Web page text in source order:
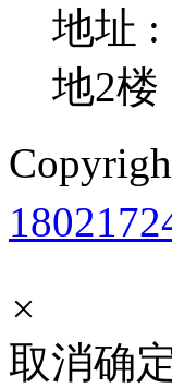
地址 :
地2楼
×
取消确